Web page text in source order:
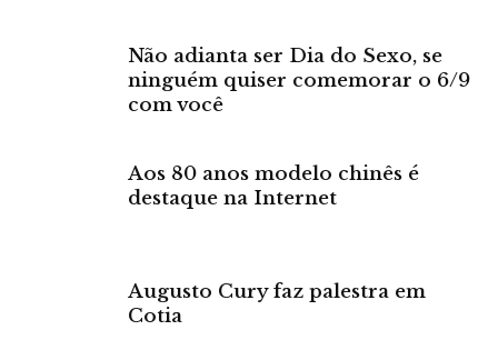
Não adianta ser Dia do Sexo, se
ninguém quiser comemorar o 6/9
com você
Aos 80 anos modelo chinês é
destaque na Internet
Augusto Cury faz palestra em
Cotia